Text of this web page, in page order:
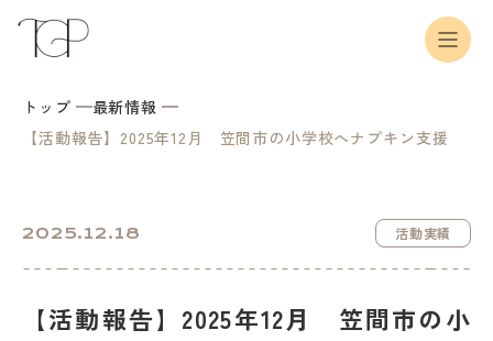
トップ
最新情報
【活動報告】2025年12月 笠間市の小学校へナプキン支援
2025.12.18 活動実績
【活動報告】2025年12月 笠間市の小